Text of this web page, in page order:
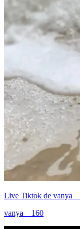
Live Tiktok de
vanya__160